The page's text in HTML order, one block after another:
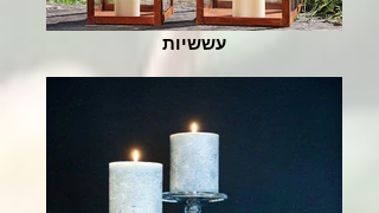
עששיות